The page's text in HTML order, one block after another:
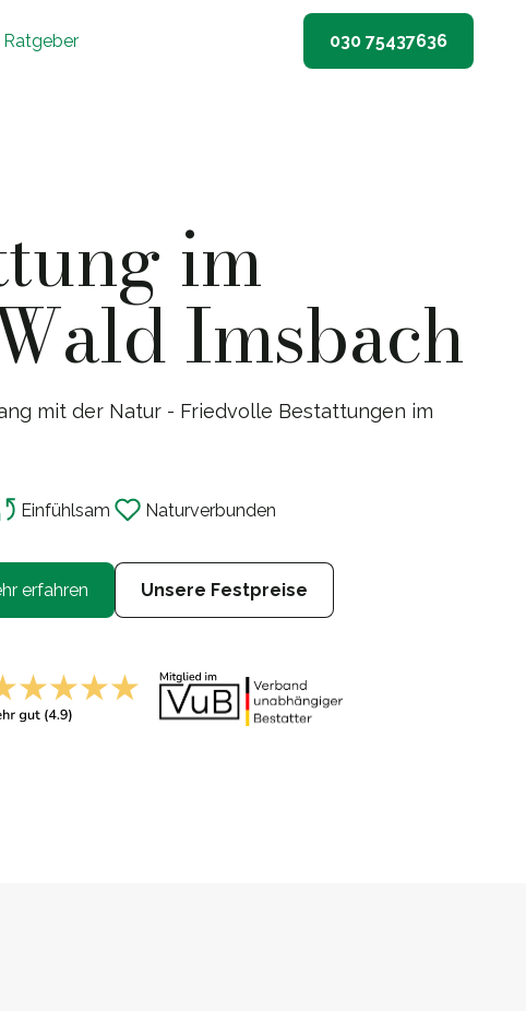
Ratgeber 030 75437636
im
Imsbach
mit der Natur - Friedvolle Bestattungen im
Einfühlsam Naturverbunden
erfahren Unsere Festpreise